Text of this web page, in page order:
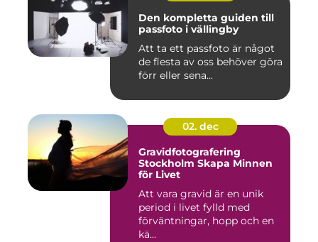
Den kompletta guiden till
passfoto i vällingby
Att ta ett passfoto är något
de flesta av oss behöver göra
förr eller sena...
02. dec
Gravidfotografering
Stockholm Skapa Minnen
för Livet
Att vara gravid är en unik
period i livet fylld med
förväntningar, hopp och en
kä...